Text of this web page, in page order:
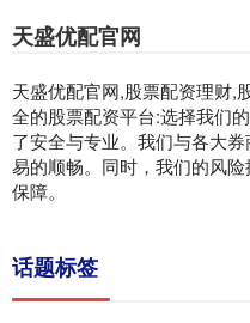
天盛优配官网
天盛优配官网,股票配资理财,
全的股票配资平台:选择我们
了安全与专业。我们与各大
易的顺畅。同时，我们的风
保障。
话题标签